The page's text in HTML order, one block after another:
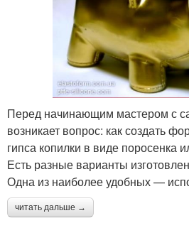
Перед начинающим мастером с
возникает вопрос: как создать
гипса копилки в виде поросенка
Есть разные варианты
Одна из наиболее удобных —
читать дальше →